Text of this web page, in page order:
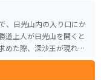
、日光山内の入り口にか
道上人が日光山を開くと
めた際、深沙王が現れ２
という伝説があります。